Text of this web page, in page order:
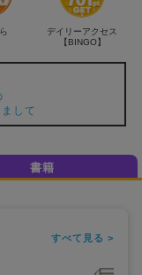
デイリーアクセス
【BINGO】
して
書籍
すべて見る >